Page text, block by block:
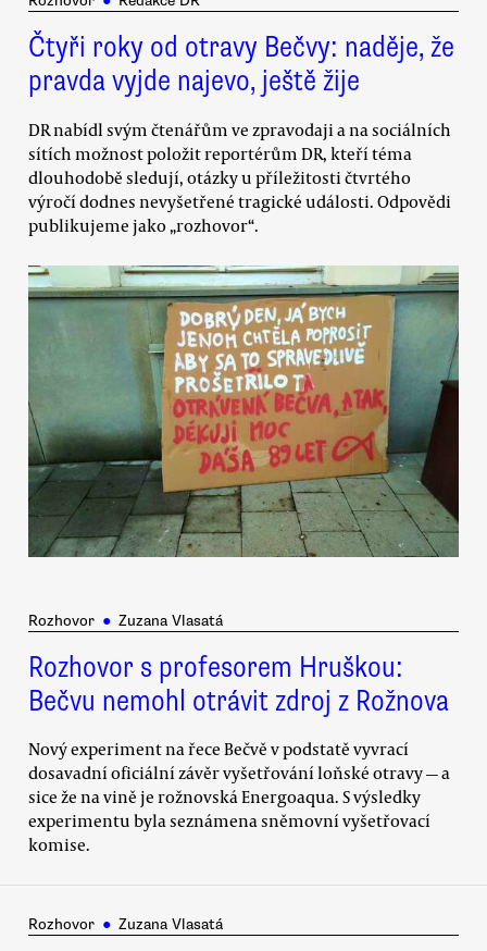
Čtyři roky od otravy Bečvy: naděje, že
pravda vyjde najevo, ještě žije
DR nabídl svým čtenářům ve zpravodaji a na sociálních
sítích možnost položit reportérům DR, kteří téma
dlouhodobě sledují, otázky u příležitosti čtvrtého
výročí dodnes nevyšetřené tragické události. Odpovědi
publikujeme jako „rozhovor“.
Rozhovor ● Zuzana Vlasatá
Rozhovor s profesorem Hruškou:
Bečvu nemohl otrávit zdroj z Rožnova
Nový experiment na řece Bečvě v podstatě vyvrací
dosavadní oficiální závěr vyšetřování loňské otravy — a
sice že na vině je rožnovská Energoaqua. S výsledky
experimentu byla seznámena sněmovní vyšetřovací
komise.
Rozhovor ● Zuzana Vlasatá